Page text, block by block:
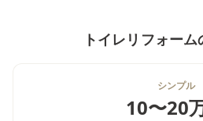
トイレリフォーム
シンプル
10〜20